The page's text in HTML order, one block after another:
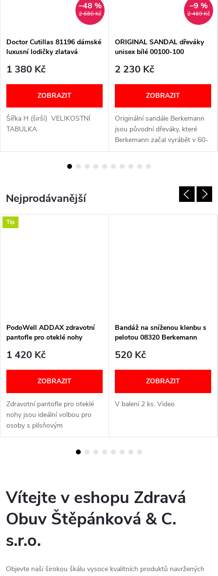
2 680 Kč
–48 %
Doctor Cutillas 81196 dámské
luxusní lodičky zlatavá
1 380 Kč
ZOBRAZIT
Šířka H (širší) VELIKOSTNÍ
TABULKA
2 469 Kč
–9 %
ORIGINAL SANDAL dřeváky
unisex bílé 00100-100
2 230 Kč
ZOBRAZIT
Originální sandále Berkemann
jsou původní dřeváky, které
Berkemann začal vyrábět v 60-
tých letech, pro svoji oblíbenost
Vyměnitelné pásky umožňují
Nejprodávanější
Tip
PodoWell ADDAX zdravotní
pantofle pro oteklé nohy
1 420 Kč
ZOBRAZIT
Zdravotní pantofle pro oteklé
nohy jsou ideální volbou pro
osoby s plísňovým
onemocněním nohou, diabetiky,
potřebují obuv kompatibilní s
Bandáž na sníženou klenbu s
pelotou 08320 Berkemann
520 Kč
ZOBRAZIT
V balení 2 ks. Video
Vítejte v eshopu Zdravá
Obuv Štěpánková & C.
s.r.o.
Objevte naši širokou škálu vysoce kvalitních produktů navržených